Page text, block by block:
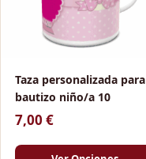
Taza personalizada para
bautizo niño/a 10
7,00 €